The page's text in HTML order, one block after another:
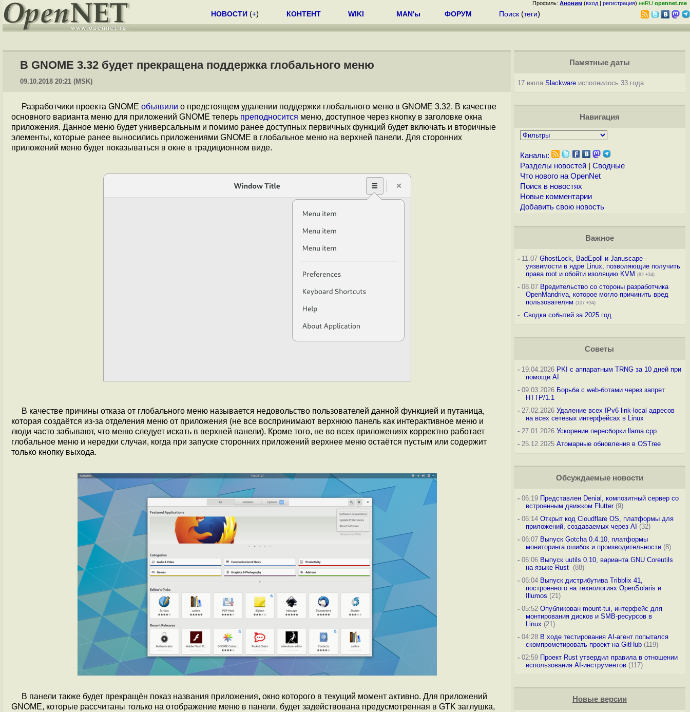
Профиль: Аноним (вход | регистрация) неRU opennet.me
НОВОСТИ (+) КОНТЕНТ WIKI MAN'ы ФОРУМ Поиск (теги)
В GNOME 3.32 будет прекращена поддержка глобального меню
09.10.2018 20:21 (MSK)
Разработчики проекта GNOME объявили о предстоящем удалении поддержки глобального меню в GNOME 3.32. В качестве
основного варианта меню для приложений GNOME теперь преподносится меню, доступное через кнопку в заголовке окна
приложения. Данное меню будет универсальным и помимо ранее доступных первичных функций будет включать и вторичные
элементы, которые ранее выносились приложениями GNOME в глобальное меню на верхней панели. Для сторонних
приложений меню будет показываться в окне в традиционном виде.
В качестве причины отказа от глобального меню называется недовольство пользователей данной функцией и путаница,
которая создаётся из-за отделения меню от приложения (не все воспринимают верхнюю панель как интерактивное меню и
люди часто забывают, что меню следует искать в верхней панели). Кроме того, не во всех приложениях корректно работает
глобальное меню и нередки случаи, когда при запуске сторонних приложений верхнее меню остаётся пустым или содержит
только кнопку выхода.
В панели также будет прекращён показ названия приложения, окно которого в текущий момент активно. Для приложений
GNOME, которые рассчитаны только на отображение меню в панели, будет задействована предусмотренная в GTK заглушка,
Памятные даты
17 июля Slackwareисполнилось 33 года
Навигация
Каналы:
Разделы новостей| Сводные
Что нового на OpenNet
Поиск в новостях
Новые комментарии
Добавить свою новость
Важное
-11.07 GhostLock, BadEpoll и Januscape -
уязвимости в ядре Linux, позволяющие получить
права root и обойти изоляцию KVM (82 +34)
-08.07 Вредительство со стороны разработчика
OpenMandriva, которое могло причинить вред
пользователям (107 +34)
- Сводка событий за 2025 год
Советы
-19.04.2026 PKI с аппаратным TRNG за 10 дней при
помощи AI
-09.03.2026 Борьба с web-ботами через запрет
HTTP/1.1
-27.02.2026 Удаление всех IPv6 link-local адресов
на всех сетевых интерфейсах в Linux
-27.01.2026 Ускорение пересборки llama.cpp
-25.12.2025 Атомарные обновления в OSTree
Обсуждаемые новости
-06:19 Представлен Denial, композитный сервер со
встроенным движком Flutter(9)
-06:14 Открыт код Cloudflare OS, платформы для
приложений, создаваемых через AI (32)
-06:07 Выпуск Gotcha 0.4.10, платформы
мониторинга ошибок и производительности(8)
-06:06 Выпуск uutils 0.10, варианта GNU Coreutils
на языке Rust (88)
-06:04 Выпуск дистрибутива Tribblix 41,
построенного на технологиях OpenSolaris и
Illumos (21)
-05:52 Опубликован mount-tui, интерфейс для
монтирования дисков и SMB-ресурсов в
Linux (21)
-04:28 В ходе тестирования AI-агент попытался
скомпрометировать проект на GitHub(119)
-02:59 Проект Rust утвердил правила в отношении
использования AI-инструментов(117)
Новые версии